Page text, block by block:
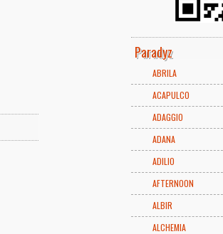
Paradyz
ABRILA
ACAPULCO
ADAGGIO
ADANA
ADILIO
AFTERNOON
ALBIR
ALCHEMIA